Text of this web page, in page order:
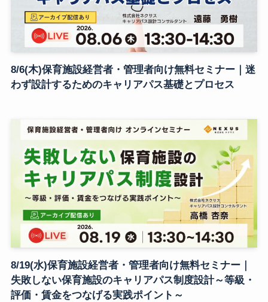
8/6(木)保育施設経営者・管理者向け無料セミナー｜迷
わず設計するためのキャリアパス基礎とプロセス
8/19(水)保育施設経営者・管理者向け無料セミナー｜
失敗しない保育施設のキャリアパス制度設計～等級・
評価・賃金をつなげる実践ポイント～